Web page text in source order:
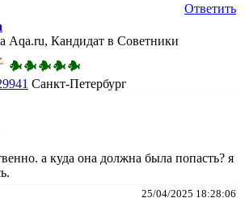
Ответить
Aqa.ru, Кандидат в Советники
Санкт-Петербург
а куда она должна была попасть? я
25/04/2025 18:28:06